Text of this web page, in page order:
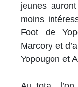
jeunes
moins
Foot de
Marcory et
Yopougon et